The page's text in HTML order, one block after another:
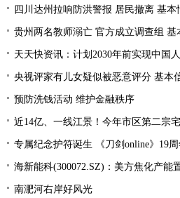
四川达州拉响防洪警报 居民撤离 基本
贵州两名教师溺亡 官方成立调查组 基
天天快资讯：计划2030年前实现中国
央视评家有儿女疑似被恶意评分 基本
预防洗钱活动 维护金融秩序
近14亿、一线江景！今年市区第二宗
专属纪念护符诞生 《刀剑online》19
海新能科(300072.SZ)：美方焦化产能置换方案
南淝河右岸好风光